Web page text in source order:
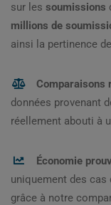
sur les soumissions
millions de
ainsi la pertinence
Comparaisons
données provenant
réellement abouti à
Économie
uniquement des cas
grâce à notre